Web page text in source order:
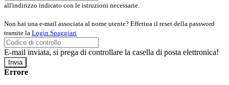
all'indirizzo indicato con le istruzioni necessarie.
Non hai una e-mail associata al nome utente? Effettua il reset della password
tramite la Login Spaggiari
E-mail inviata, si prega di controllare la casella di posta elettronica!
Errore